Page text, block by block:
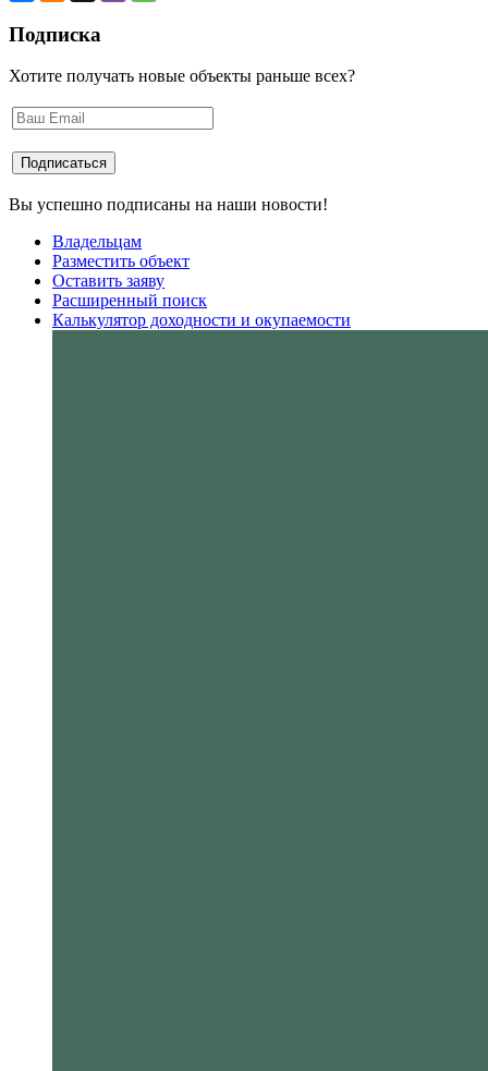
Подписка
Хотите получать новые объекты раньше всех?
Вы успешно подписаны на наши новости!
Владельцам
Разместить объект
Оставить заяву
Расширенный поиск
Калькулятор доходности и окупаемости